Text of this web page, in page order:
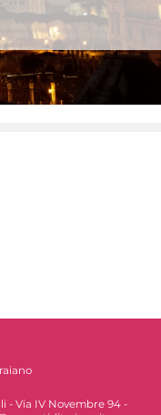
- Via IV Novembre 94 -